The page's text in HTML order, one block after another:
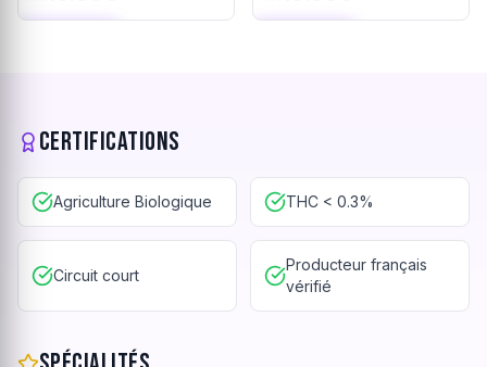
Certifications
Agriculture Biologique THC < 0.3%
Circuit court
Producteur français
vérifié